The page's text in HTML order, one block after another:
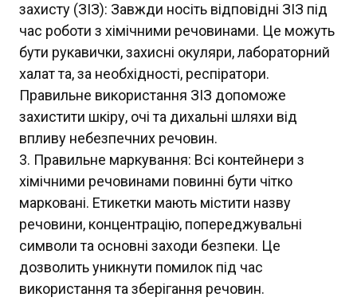
захисту (ЗІЗ): Завжди носіть відповідні ЗІЗ під
час роботи з хімічними речовинами. Це можуть
бути рукавички, захисні окуляри, лабораторний
халат та, за необхідності, респіратори.
Правильне використання ЗІЗ допоможе
захистити шкіру, очі та дихальні шляхи від
впливу небезпечних речовин.
Правильне маркування: Всі контейнери з
хімічними речовинами повинні бути чітко
марковані. Етикетки мають містити назву
речовини, концентрацію, попереджувальні
символи та основні заходи безпеки. Це
дозволить уникнути помилок під час
використання та зберігання речовин.